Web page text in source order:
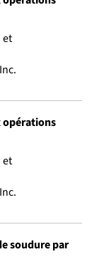
et
opérations
et
soudure par